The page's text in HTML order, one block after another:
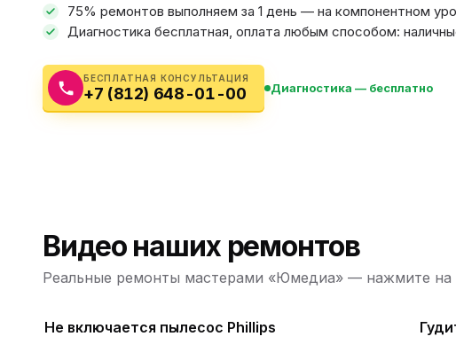
Компьютерная техника
Фототехника
камера
Отопительный
75% ремонтов выполняем за 1 день — на компонентном
Диагностика бесплатная, оплата любым способом:
БЕСПЛАТНАЯ КОНСУЛЬТАЦИЯ
+7 (812) 648-01-00 Диагностика — бесплатно
Видео наших ремонтов
Реальные ремонты мастерами «Юмедиа» — нажмите на
Не включается пылесос Phillips